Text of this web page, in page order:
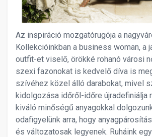
Az inspiráció mozgatórugója a
Kollekcióinkban a business woman, a
outfit-et viselő, örökké rohanó városi
szexi fazonokat is kedvelő díva is
szívéhez közel álló darabokat, mivel
kidolgozása időről-időre újradefiniálja
kiváló minőségű anyagokkal
odafigyelünk arra, hogy
és változatosak legyenek. Ruháink